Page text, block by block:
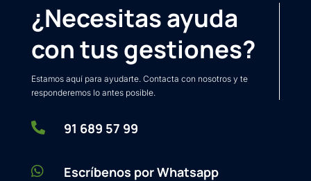
¿Necesitas ayuda
con tus gestiones?
Estamos aquí para ayudarte. Contacta con nosotros y te
responderemos lo antes posible.
 91 689 57 99
 Escríbenos por Whatsapp